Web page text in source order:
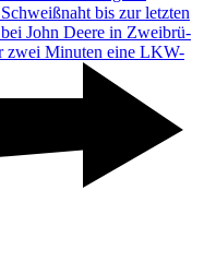
bis zur letzten
John Deere in Zwei­brü­
zwei Minuten eine LKW-